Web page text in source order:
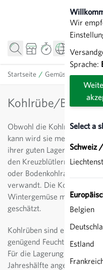
Wir
Sprache:
Select a
Schweiz
Belgien
Estland
Startseite / Gemüse /
Kohlrübe/
Obwohl die Kohlrübe auch
kann wird sie meist als
ihrer guten Lagerfähigkeit
den Kreuzblütlern
oder Bodenkohlrabi
verwandt. Die Kohlrübe
Wintergemüse mit
geschätzt.
Kohlrüben sind eine
genügend Feuchtigkeit
Für die Lagerung werden
Jahreshälfte angebaut.